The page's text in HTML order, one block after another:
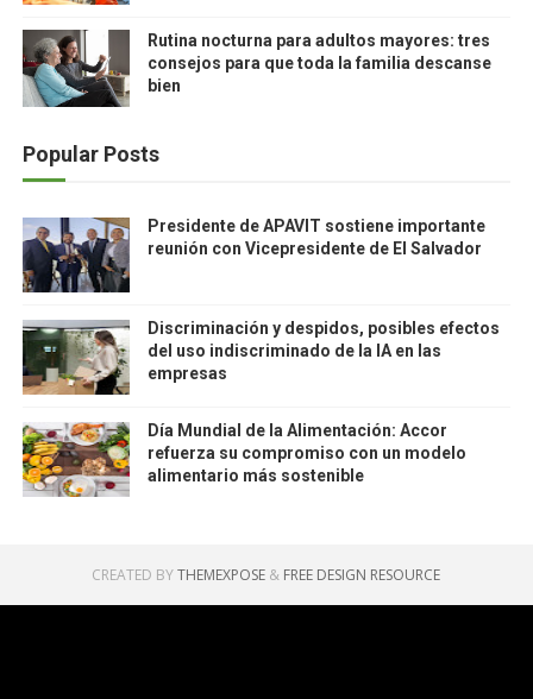
Rutina nocturna para adultos mayores: tres
consejos para que toda la familia descanse
bien
Popular Posts
Presidente de APAVIT sostiene importante
reunión con Vicepresidente de El Salvador
Discriminación y despidos, posibles efectos
del uso indiscriminado de la IA en las
empresas
Día Mundial de la Alimentación: Accor
refuerza su compromiso con un modelo
alimentario más sostenible
CREATED BYTHEMEXPOSE & FREE DESIGN RESOURCE